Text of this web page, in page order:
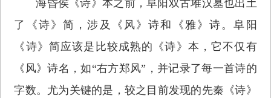
海昏侯《诗》本之前，阜阳双古堆汉墓也出土
了《诗》简，涉及《风》诗和《雅》诗。阜阳
《诗》简应该是比较成熟的《诗》本，它不仅有
《风》诗名，如“右方郑风”，并记录了每一首诗的
字数。尤为关键的是，较之目前发现的先秦《诗》